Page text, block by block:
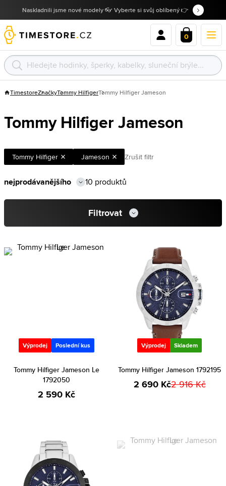
Naskladnili jsme nové modely 👓 Vyberte si svůj oblíbený 👉
0
TimestoreZnačkyTommy HilfigerTommy Hilfiger Jameson
Tommy Hilfiger Jameson
Tommy Hilfiger Jameson Zrušit filtr
10 produktů
Filtrovat
Výprodej Poslední kus
Tommy Hilfiger Jameson Le
1792050
2 590 Kč
Výprodej Skladem
Tommy Hilfiger Jameson 1792195
2 690 Kč2 916 Kč